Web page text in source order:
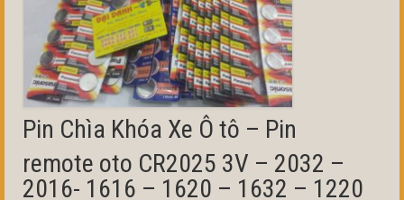
Pin Chìa Khóa Xe Ô tô – Pin
remote oto CR2025 3V – 2032 –
2016- 1616 – 1620 – 1632 – 1220